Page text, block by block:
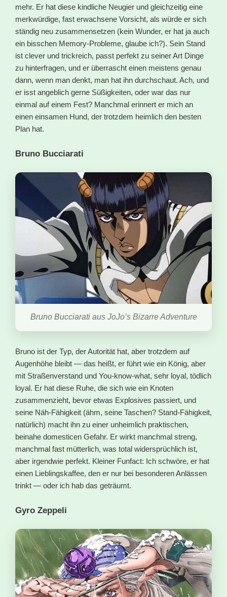
mehr. Er hat diese kindliche Neugier und gleichzeitig eine
merkwürdige, fast erwachsene Vorsicht, als würde er sich
ständig neu zusammensetzen (kein Wunder, er hat ja auch
ein bisschen Memory-Probleme, glaube ich?). Sein Stand
ist clever und trickreich, passt perfekt zu seiner Art Dinge
zu hinterfragen, und er überrascht einen meistens genau
dann, wenn man denkt, man hat ihn durchschaut. Ach, und
er isst angeblich gerne Süßigkeiten, oder war das nur
einmal auf einem Fest? Manchmal erinnert er mich an
einen einsamen Hund, der trotzdem heimlich den besten
Plan hat.
Bruno Bucciarati
Bruno Bucciarati aus JoJo’s Bizarre Adventure
Bruno ist der Typ, der Autorität hat, aber trotzdem auf
Augenhöhe bleibt — das heißt, er führt wie ein König, aber
mit Straßenverstand und You-know-what, sehr loyal, tödlich
loyal. Er hat diese Ruhe, die sich wie ein Knoten
zusammenzieht, bevor etwas Explosives passiert, und
seine Näh-Fähigkeit (ähm, seine Taschen? Stand-Fähigkeit,
natürlich) macht ihn zu einer unheimlich praktischen,
beinahe domesticen Gefahr. Er wirkt manchmal streng,
manchmal fast mütterlich, was total widersprüchlich ist,
aber irgendwie perfekt. Kleiner Funfact: Ich schwöre, er hat
einen Lieblingskaffee, den er nur bei besonderen Anlässen
trinkt — oder ich hab das geträumt.
Gyro Zeppeli